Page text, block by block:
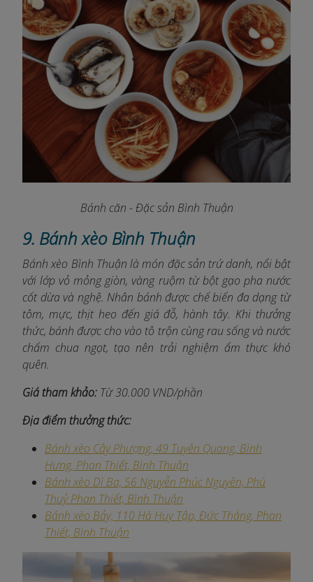
Bánh căn - Đặc sản Bình Thuận
9. Bánh xèo Bình Thuận
Bánh xèo Bình Thuận là món đặc sản trứ danh, nổi bật
với lớp vỏ mỏng giòn, vàng ruộm từ bột gạo pha nước
cốt dừa và nghệ. Nhân bánh được chế biến đa dạng từ
tôm, mực, thịt heo đến giá đỗ, hành tây. Khi thưởng
thức, bánh được cho vào tô trộn cùng rau sống và nước
chấm chua ngọt, tạo nên trải nghiệm ẩm thực khó
quên.​
Giá tham khảo: Từ 30.000 VND/phần
Địa điểm thưởng thức:
Bánh xèo Cây Phượng, 49 Tuyên Quang, Bình
Hưng, Phan Thiết, Bình Thuận​
Bánh xèo Dì Ba, 56 Nguyễn Phúc Nguyên, Phú
Thuỷ Phan Thiết, Bình Thuận​
Bánh xèo Bảy, 110 Hà Huy Tập, Đức Thắng, Phan
Thiết, Bình Thuận